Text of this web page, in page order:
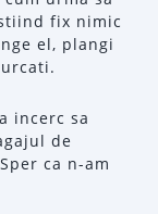
fix nimic
el, plangi
incerc sa
de
ca n-am